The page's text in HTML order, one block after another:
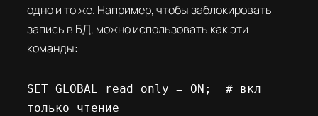
одно и то же. Например, чтобы заблокировать
запись в БД, можно использовать как эти
команды:
SET GLOBAL read_only = ON;  # вкл
только чтение